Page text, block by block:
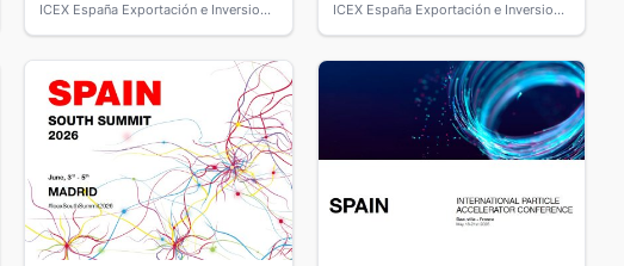
ICEX España Exportación e Inversiones
ICEX España Exportación e Inversiones